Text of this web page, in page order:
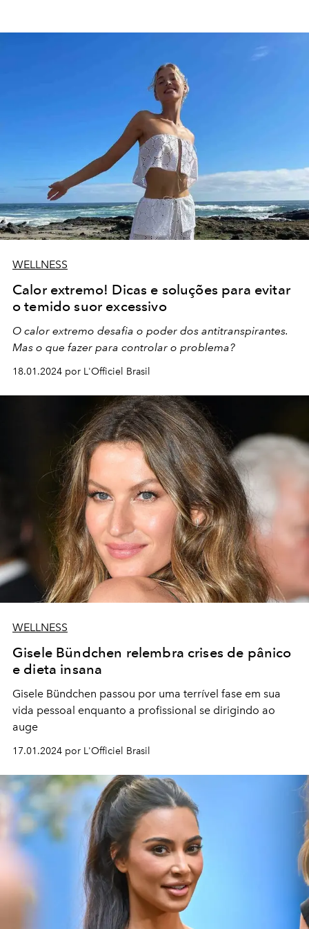
WELLNESS
Calor extremo! Dicas e soluções para evitar
o temido suor excessivo
O calor extremo desafia o poder dos antitranspirantes.
Mas o que fazer para controlar o problema?
18.01.2024 por L'Officiel Brasil
WELLNESS
Gisele Bündchen relembra crises de pânico
e dieta insana
Gisele Bündchen passou por uma terrível fase em sua
vida pessoal enquanto a profissional se dirigindo ao
auge
17.01.2024 por L'Officiel Brasil